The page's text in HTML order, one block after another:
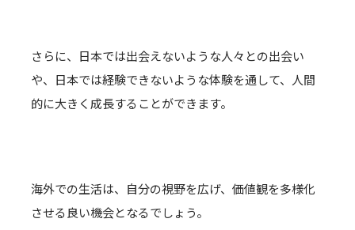
さらに、日本では出会えないような人々との出会い
や、日本では経験できないような体験を通して、人間
的に大きく成長することができます。
海外での生活は、自分の視野を広げ、価値観を多様化
させる良い機会となるでしょう。